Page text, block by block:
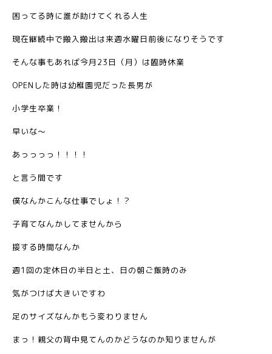
困ってる時に誰が助けてくれる人生
現在継続中で搬入搬出は来週水曜日前後になりそうです
そんな事もあれば今月23日（月）は臨時休業
OPENした時は幼稚園児だった長男が
小学生卒業！
早いな〜
あっっっっ！！！！
と言う間です
僕なんかこんな仕事でしょ！？
子育てなんかしてませんから
接する時間なんか
週1回の定休日の半日と土、日の朝ご飯時のみ
気がつけば大きいですわ
足のサイズなんかもう変わりません
まっ！親父の背中見てんのかどうなのか知りませんが